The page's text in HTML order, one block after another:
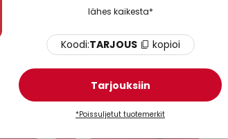
lähes kaikesta*
Koodi:TARJOUS kopioi
Tarjouksiin
*Poissuljetut tuotemerkit